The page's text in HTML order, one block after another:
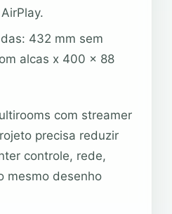
432 mm sem
alcas x 400 x 88
com streamer
precisa reduzir
controle, rede,
mesmo desenho